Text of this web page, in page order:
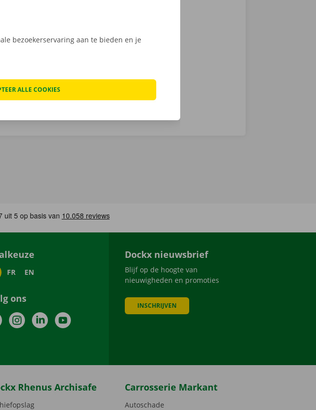
enkele voordelen. Zo zijn we
en de helpdesk.
is. Ontdek wat er exact wél en
FR EN
ons
FacebookInstagramLinkedInYouTube
Dockx nieuwsbrief
Blijf op de hoogte van
nieuwigheden en promoties
INSCHRIJVEN
Rhenus Archisafe Carrosserie Markant
Autoschade
bezoekerservaring aan te bieden en je
ALLE COOKIES